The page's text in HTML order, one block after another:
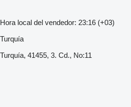
Hora local del vendedor: 23:16 (+03)
Turquía
Turquía, 41455, 3. Cd., No:11